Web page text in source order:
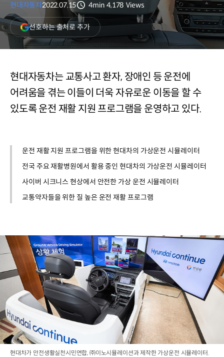
현대자동차2022.07.15
분량
4min
조회수
4,178 Views
선호하는 출처로 추가(새
창
열림)
현대자동차는 교통사고 환자, 장애인 등 운전에
어려움을 겪는 이들이 더욱 자유로운 이동을 할 수
있도록 운전 재활 지원 프로그램을 운영하고 있다.
운전 재활 지원 프로그램을 위한 현대차의 가상운전 시뮬레이터
전국 주요 재활병원에서 활용 중인 현대차의 가상운전 시뮬레이터
사이버 시크니스 현상에서 안전한 가상 운전 시뮬레이터
교통약자들을 위한 질 높은 운전 재활 프로그램
현대차가 안전생활실천시민연합, ㈜이노시뮬레이션과 제작한 가상운전 시뮬레이터.